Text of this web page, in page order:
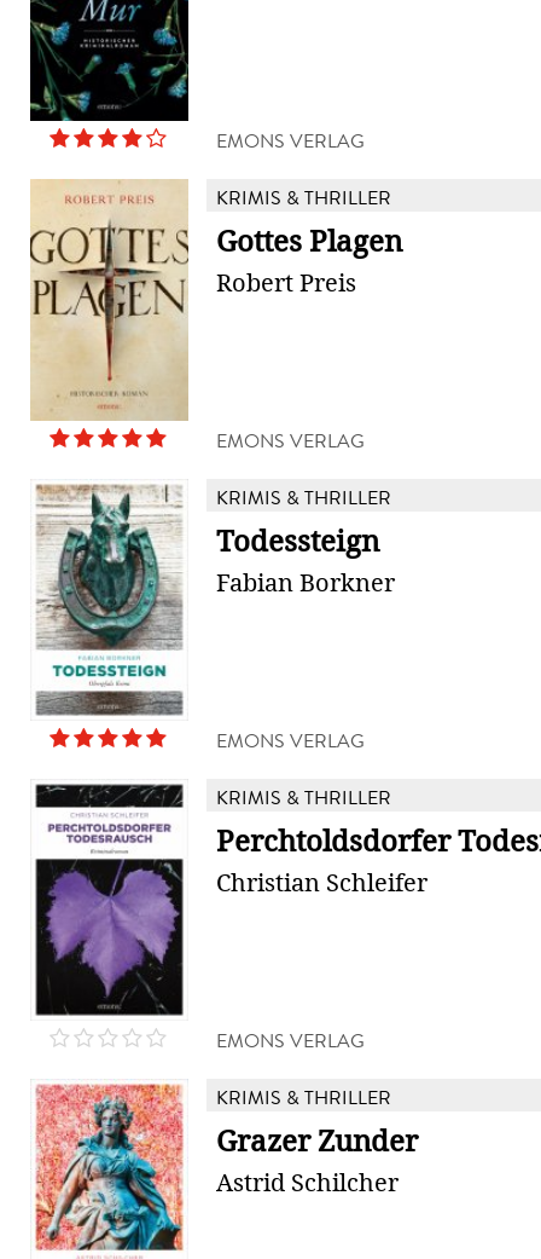
EMONS VERLAG
KRIMIS & THRILLER
Gottes Plagen
Robert Preis
EMONS VERLAG
KRIMIS & THRILLER
Todessteign
Fabian Borkner
EMONS VERLAG
KRIMIS & THRILLER
Perchtoldsdorfer
Christian Schleifer
EMONS VERLAG
KRIMIS & THRILLER
Grazer Zunder
Astrid Schilcher